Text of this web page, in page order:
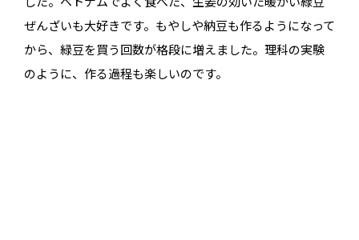
ぜんざいも大好きです。もやしや納豆も作るようになって
から、緑豆を買う回数が格段に増えました。理科の実験
のように、作る過程も楽しいのです。